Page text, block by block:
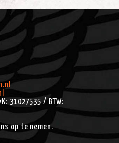
31027535 / BTW:
op te nemen.